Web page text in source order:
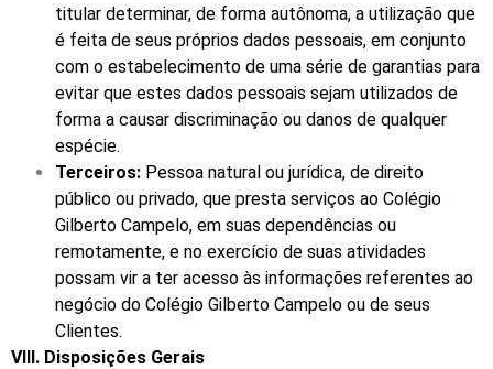
titular determinar, de forma autônoma, a utilização que
é feita de seus próprios dados pessoais, em conjunto
com o estabelecimento de uma série de garantias para
evitar que estes dados pessoais sejam utilizados de
forma a causar discriminação ou danos de qualquer
espécie.
Terceiros: Pessoa natural ou jurídica, de direito
público ou privado, que presta serviços ao Colégio
Gilberto Campelo, em suas dependências ou
remotamente, e no exercício de suas atividades
possam vir a ter acesso às informações referentes ao
negócio do Colégio Gilberto Campelo ou de seus
Clientes.
VIII. Disposições Gerais